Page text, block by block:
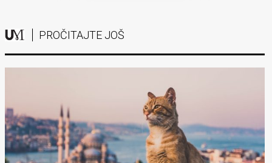
PROČITAJTE JOŠ